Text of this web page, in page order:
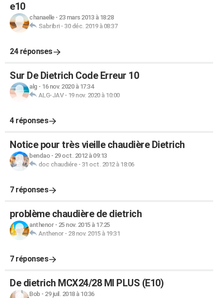
e10
chanaelle- 23 mars 2013 à 18:28
Sabribri- 30 déc. 2019 à 08:37
24 réponses
Sur De Dietrich Code Erreur 10
alg - 16 nov. 2020 à 17:34
ALG-JAV- 19 nov. 2020 à 10:00
4 réponses
Notice pour très vieille chaudière Dietrich
bendao- 29 oct. 2012 à 09:13
doc chaudiére- 31 oct. 2012 à 18:06
7 réponses
problème chaudière de dietrich
anthenor- 25 nov. 2015 à 17:25
Anthenor- 28 nov. 2015 à 19:31
7 réponses
De dietrich MCX24/28 MI PLUS (E10)
Bob - 29 juil. 2018 à 10:36